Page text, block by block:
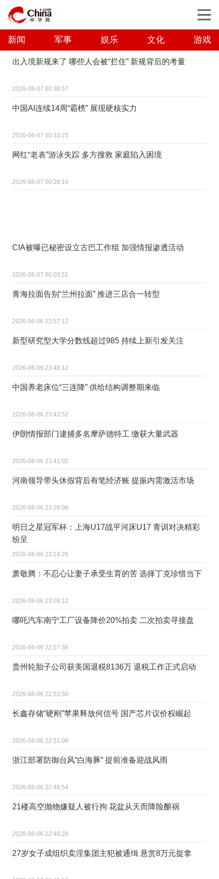
新闻 军事 娱乐 文化 游戏
出入境新规来了 哪些人会被“拦住” 新规背后的考量
2026-08-07 00:38:57
中国AI连续14周“霸榜” 展现硬核实力
2026-08-07 00:33:25
网红“老表”游泳失踪 多方搜救 家庭陷入困境
2026-08-07 00:28:16
CIA被曝已秘密设立古巴工作组 加强情报渗透活动
2026-08-07 00:03:51
青海拉面告别“兰州拉面” 推进三店合一转型
2026-08-06 23:57:12
新型研究型大学分数线超过985 持续上新引发关注
2026-08-06 23:46:12
中国养老床位“三连降” 供给结构调整期来临
2026-08-06 23:43:52
伊朗情报部门逮捕多名摩萨德特工 缴获大量武器
2026-08-06 23:41:02
河南领导带头休假背后有笔经济账 提振内需激活市场
2026-08-06 23:26:08
明日之星冠军杯：上海U17战平河床U17 青训对决精彩
纷呈
2026-08-06 23:18:26
萧敬腾：不忍心让妻子承受生育的苦 选择丁克珍惜当下
2026-08-06 23:09:12
哪吒汽车南宁工厂设备降价20%拍卖 二次拍卖寻接盘
2026-08-06 22:57:36
贵州轮胎子公司获美国退税8136万 退税工作正式启动
2026-08-06 22:53:50
长鑫存储“硬刚”苹果释放何信号 国产芯片议价权崛起
2026-08-06 22:51:08
浙江部署防御台风“白海豚” 提前准备迎战风雨
2026-08-06 22:48:54
21楼高空抛物嫌疑人被行拘 花盆从天而降险酿祸
2026-08-06 22:48:28
27岁女子成组织卖淫集团主犯被通缉 悬赏8万元捉拿